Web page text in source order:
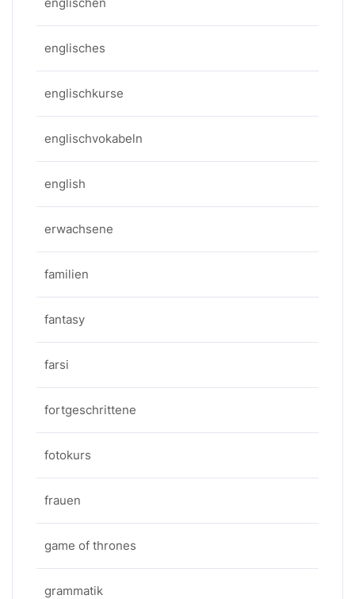
englisches
englischkurse
englischvokabeln
english
erwachsene
familien
fantasy
farsi
fortgeschrittene
fotokurs
frauen
game of thrones
grammatik